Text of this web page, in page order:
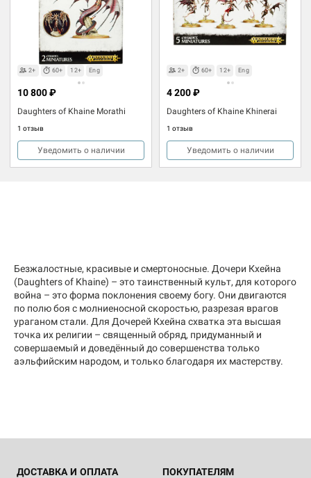
2+ 60+ 12+ Eng
Daughters of Khaine Morathi
1 отзыв
10 800 ₽
Уведомить о наличии
2+ 60+ 12+ Eng
Daughters of Khaine Khinerai
1 отзыв
4 200 ₽
Уведомить о наличии
Безжалостные, красивые и смертоносные. Дочери Кхейна
(Daughters of Khaine) – это таинственный культ, для которого
война – это форма поклонения своему богу. Они двигаются
по полю боя с молниеносной скоростью, разрезая врагов
ураганом стали. Для Дочерей Кхейна схватка эта высшая
точка их религии – священный обряд, придуманный и
совершаемый и доведённый до совершенства только
аэльфийским народом, и только благодаря их мастерству.
ДОСТАВКА И ОПЛАТА ПОКУПАТЕЛЯМ